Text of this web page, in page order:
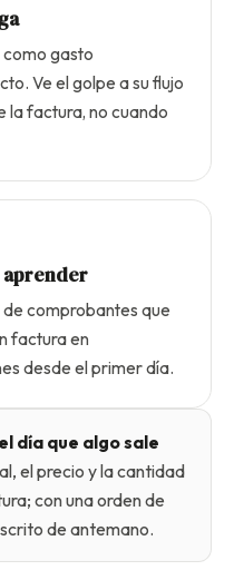
gasto
Ve el golpe a su flujo
la factura, no cuando
aprender
de comprobantes que
factura en
desde el primer día.
día que algo sale
el precio y la cantidad
con una orden de
de antemano.